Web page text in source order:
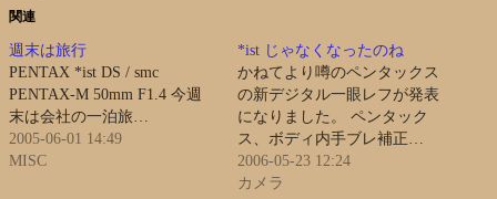
関連
週末は旅行
PENTAX *ist DS / smc
PENTAX-M 50mm F1.4 今週
末は会社の一泊旅…
2005-06-01 14:49
MISC
*ist じゃなくなったのね
かねてより噂のペンタックス
の新デジタル一眼レフが発表
になりました。 ペンタック
ス、ボディ内手ブレ補正…
2006-05-23 12:24
カメラ